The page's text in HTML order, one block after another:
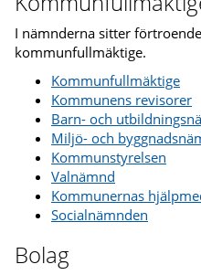
I nämnderna sitter
kommunfullmäktige.
Kommunfullmäktige
Kommunens revisorer
Barn- och
Miljö- och
Kommunstyrelsen
Valnämnd
Kommunernas
Socialnämnden
Bolag